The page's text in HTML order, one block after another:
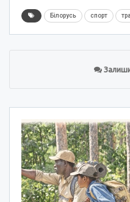
Білорусь спорт